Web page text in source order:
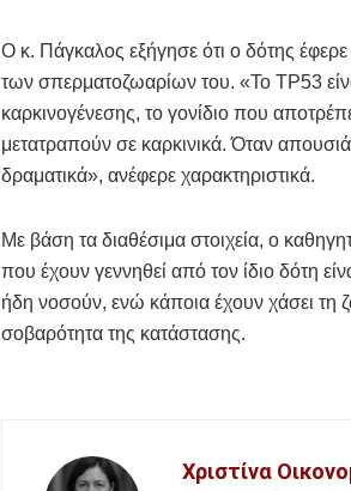
Ο κ. Πάγκαλος εξήγησε ότι ο δότης
των σπερματοζωαρίων του. «Το TP53
καρκινογένεσης, το γονίδιο που
μετατραπούν σε καρκινικά. Όταν
δραματικά», ανέφερε χαρακτηριστικά.
Με βάση τα διαθέσιμα στοιχεία, ο
που έχουν γεννηθεί από τον ίδιο δότη
ήδη νοσούν, ενώ κάποια έχουν χάσει τη
σοβαρότητα της κατάστασης.
Χριστίνα